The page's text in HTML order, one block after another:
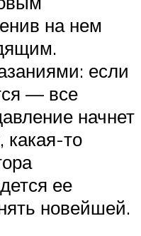
на нем
если
— все
начнет
какая-то
ее
новейшей.